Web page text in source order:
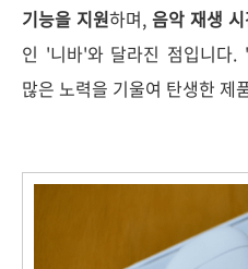
기능을 지원하며, 음악 재생
인 '니바'와 달라진 점입니다.
많은 노력을 기울여 탄생한 제